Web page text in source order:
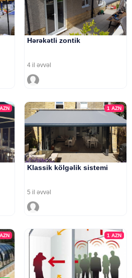
Hərəkətli zontik
4 il əvvəl
AZN 1 AZN
Klassik kölgəlik sistemi
5 il əvvəl
AZN 1 AZN